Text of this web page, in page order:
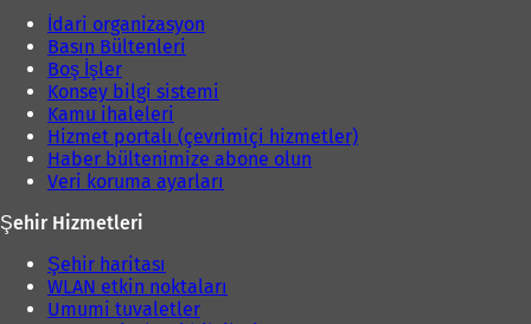
İdari organizasyon
Basın Bültenleri
Boş İşler
Konsey bilgi sistemi
Kamu ihaleleri
Hizmet portalı (çevrimiçi hizmetler)
Haber bültenimize abone olun
Veri koruma ayarları
Şehir Hizmetleri
Şehir haritası
WLAN etkin noktaları
Umumi tuvaletler